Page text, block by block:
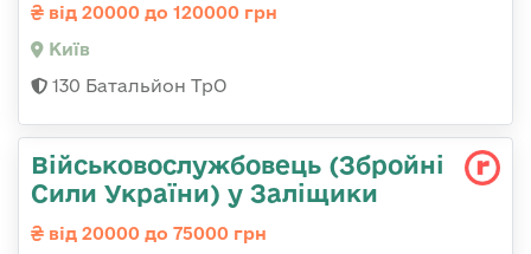
від 20000 до 120000 грн
Київ
130 Батальйон ТрО
Військовослужбовець (Збройні
Сили України) у Заліщики
від 20000 до 75000 грн